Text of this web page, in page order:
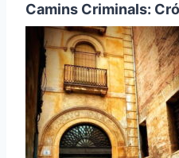
Camins Criminals: